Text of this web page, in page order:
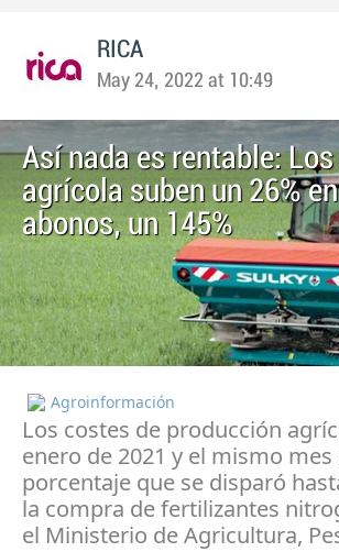
RICA
May 24, 2022 at 10:49
Así nada es rentable:
agrícola suben un 26%
abonos, un 145%
Agroinformación
Los costes de producción
enero de 2021 y el mismo mes
porcentaje que se disparó
la compra de fertilizantes
el Ministerio de Agricultura,